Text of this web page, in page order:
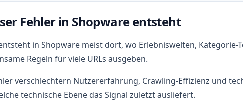
Fehler in Shopware entsteht
in Shopware meist dort, wo Erlebniswelten,
Regeln für viele URLs ausgeben.
verschlechtern Nutzererfahrung, Crawling-Effizienz und
technische Ebene das Signal zuletzt ausliefert.